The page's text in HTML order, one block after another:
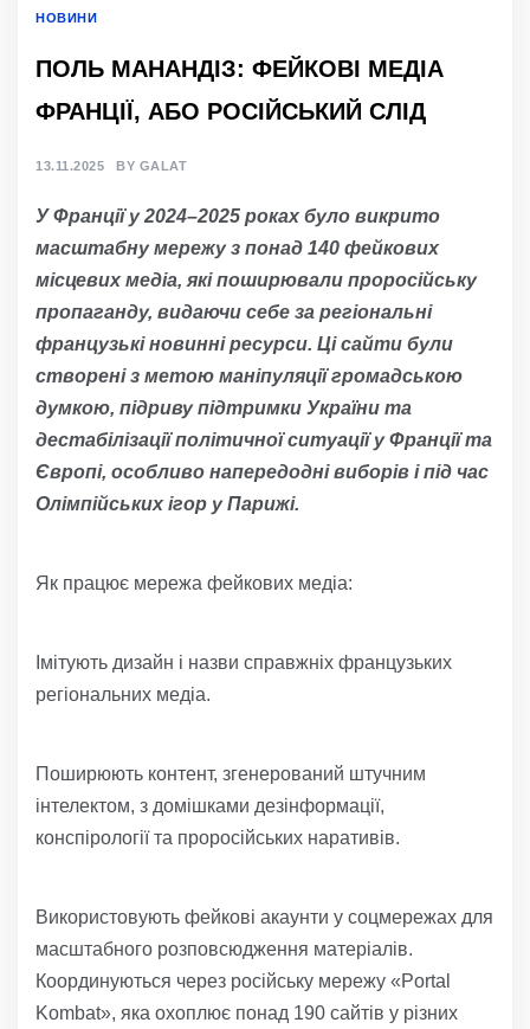
НОВИНИ
ПОЛЬ МАНАНДІЗ: ФЕЙКОВІ МЕДІА
ФРАНЦІЇ, АБО РОСІЙСЬКИЙ СЛІД
13.11.2025 BY GALAT
У Франції у 2024–2025 роках було викрито
масштабну мережу з понад 140 фейкових
місцевих медіа, які поширювали проросійську
пропаганду, видаючи себе за регіональні
французькі новинні ресурси. Ці сайти були
створені з метою маніпуляції громадською
думкою, підриву підтримки України та
дестабілізації політичної ситуації у Франції та
Європі, особливо напередодні виборів і під час
Олімпійських ігор у Парижі.
Як працює мережа фейкових медіа:
Імітують дизайн і назви справжніх французьких
регіональних медіа.
Поширюють контент, згенерований штучним
інтелектом, з домішками дезінформації,
конспірології та проросійських наративів.
Використовують фейкові акаунти у соцмережах для
масштабного розповсюдження матеріалів.
Координуються через російську мережу «Portal
Kombat», яка охоплює понад 190 сайтів у різних